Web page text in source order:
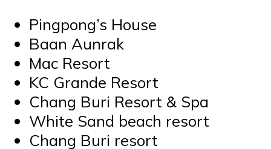
Pingpong’s House
Baan Aunrak
Mac Resort
KC Grande Resort
Chang Buri Resort & Spa
White Sand beach resort
Chang Buri resort